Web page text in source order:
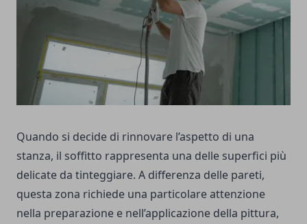
Quando si decide di rinnovare l’aspetto di una
stanza, il soffitto rappresenta una delle superfici più
delicate da tinteggiare. A differenza delle pareti,
questa zona richiede una particolare attenzione
nella preparazione e nell’applicazione della pittura,